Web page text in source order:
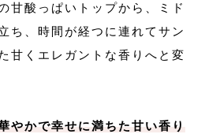
甘酸っぱいトップから、ミド
ち、時間が経つに連れてサン
甘くエレガントな香りへと変
やかで幸せに満ちた甘い香り